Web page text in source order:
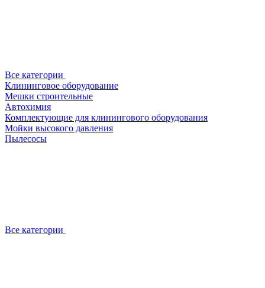
Все категории
Клининговое оборудование
Мешки строительные
Автохимия
Комплектующие для клинингового оборудования
Мойки высокого давления
Пылесосы
Все категории